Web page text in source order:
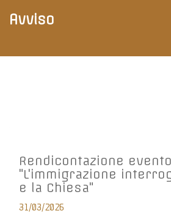
Avviso
Rendicontazione evento
"L'immigrazione
e la Chiesa"
31/03/2026